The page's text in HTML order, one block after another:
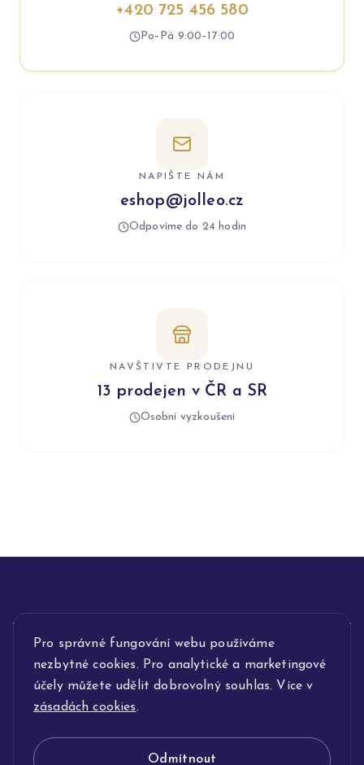
Pro správné fungování webu používáme
nezbytné cookies. Pro analytické a marketingové
účely můžete udělit dobrovolný souhlas. Více v
zásadách cookies.
Odmítnout
+420 725 456 580
Po–Pá 9:00–17:00
NAPIŠTE NÁM
eshop@jolleo.cz
Odpovíme do 24 hodin
NAVŠTIVTE PRODEJNU
13 prodejen v ČR a SR
Osobní vyzkoušení
INFORMACE
POPIS SLUŽEB